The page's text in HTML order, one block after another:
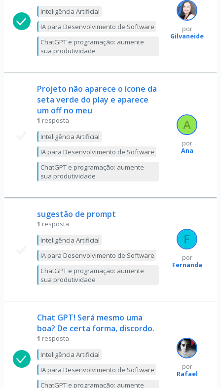
Inteligência Artificial
IA para Desenvolvimento de Software
ChatGPT e programação: aumente
sua produtividade
por
Gilvaneide
Projeto não aparece o ícone da
seta verde do play e aparece
um off no meu
1 resposta
Inteligência Artificial
IA para Desenvolvimento de Software
ChatGPT e programação: aumente
sua produtividade
por
Ana
sugestão de prompt
1 resposta
Inteligência Artificial
IA para Desenvolvimento de Software
ChatGPT e programação: aumente
sua produtividade
por
Fernanda
Chat GPT! Será mesmo uma
boa? De certa forma, discordo.
1 resposta
Inteligência Artificial
IA para Desenvolvimento de Software
ChatGPT e programação: aumente
por
Rafael